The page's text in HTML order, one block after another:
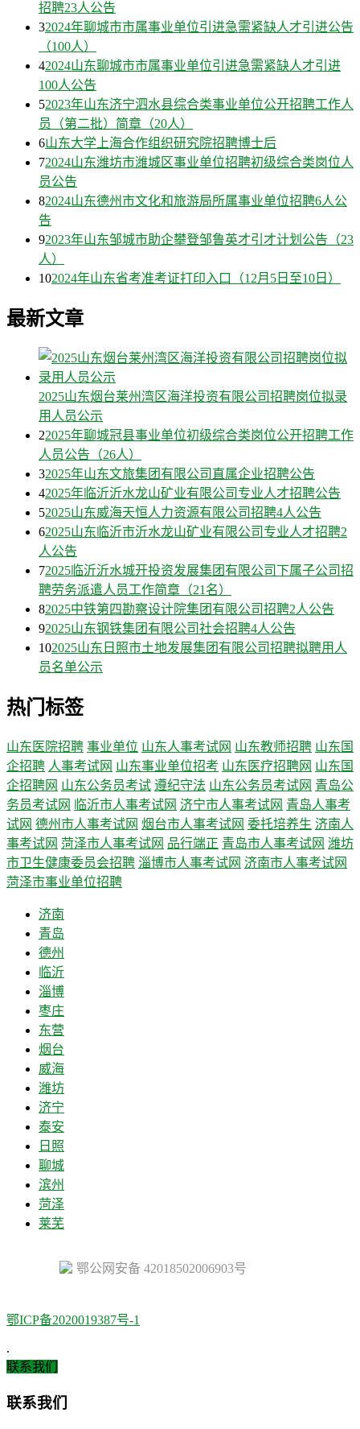
招聘23人公告
32024年聊城市市属事业单位引进急需紧缺人才引进公告
（100人）
42024山东聊城市市属事业单位引进急需紧缺人才引进
100人公告
52023年山东济宁泗水县综合类事业单位公开招聘工作人
员（第二批）简章（20人）
6山东大学上海合作组织研究院招聘博士后
72024山东潍坊市潍城区事业单位招聘初级综合类岗位人
员公告
82024山东德州市文化和旅游局所属事业单位招聘6人公
告
92023年山东邹城市助企攀登邹鲁英才引才计划公告（23
人）
102024年山东省考准考证打印入口（12月5日至10日）
最新文章
2025山东烟台莱州湾区海洋投资有限公司招聘岗位拟录
用人员公示
22025年聊城冠县事业单位初级综合类岗位公开招聘工作
人员公告（26人）
32025年山东文旅集团有限公司直属企业招聘公告
42025年临沂沂水龙山矿业有限公司专业人才招聘公告
52025山东威海天恒人力资源有限公司招聘4人公告
62025山东临沂市沂水龙山矿业有限公司专业人才招聘2
人公告
72025临沂沂水城开投资发展集团有限公司下属子公司招
聘劳务派遣人员工作简章（21名）
82025中铁第四勘察设计院集团有限公司招聘2人公告
92025山东钢铁集团有限公司社会招聘4人公告
102025山东日照市土地发展集团有限公司招聘拟聘用人
员名单公示
热门标签
山东医院招聘 事业单位 山东人事考试网 山东教师招聘 山东国
企招聘 人事考试网 山东事业单位招考 山东医疗招聘网 山东国
企招聘网 山东公务员考试 遵纪守法 山东公务员考试网 青岛公
务员考试网
临沂市人事考试网 济宁市人事考试网 青岛人事考
试网 德州市人事考试网 烟台市人事考试网 委托培养生 济南人
事考试网 菏泽市人事考试网 品行端正 青岛市人事考试网 潍坊
市卫生健康委员会招聘 淄博市人事考试网 济南市人事考试网
菏泽市事业单位招聘
济南
青岛
德州
临沂
淄博
枣庄
东营
烟台
威海
潍坊
济宁
泰安
日照
聊城
滨州
菏泽
莱芜
鄂公网安备 42018502006903号
鄂ICP备2020019387号-1
.
联系我们
联系我们